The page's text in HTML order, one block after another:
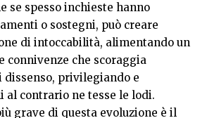
se spesso inchieste hanno
o sostegni, può creare
di intoccabilità, alimentando un
connivenze che scoraggia
dissenso, privilegiando e
al contrario ne tesse le lodi.
grave di questa evoluzione è il